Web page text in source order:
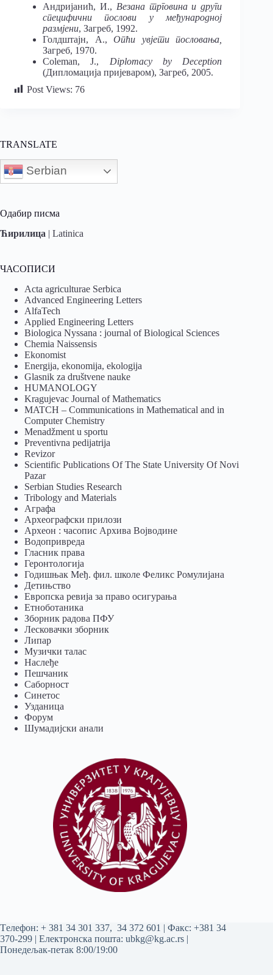
Андријанић, И., Везана трговина и други
специфични послови у међународној
размјени, Загреб, 1992.
Голдштајн, А.,Опћи увјети пословања,
Загреб, 1970.
Coleman, J., Diplomacy by Deception
(Дипломација пријеваром), Загреб, 2005.
Post Views: 76
TRANSLATE
Serbian
Одабир писма
Ћирилица | Latinica
ЧАСОПИСИ
Acta agriculturae Serbica
Advanced Engineering Letters
AlfaTech
Applied Engineering Letters
Biologica Nyssana : journal of Biological Sciences
Chemia Naissensis
Ekonomist
Energija, ekonomija, ekologija
Glasnik za društvene nauke
HUMANOLOGY
Kragujevac Journal of Mathematics
MATCH – Communications in Mathematical and in
Computer Chemistry
Menadžment u sportu
Preventivna pedijatrija
Revizor
Scientific Publications Of The State University Of Novi
Pazar
Serbian Studies Research
Tribology and Materials
Аграфа
Археографски прилози
Археон : часопис Архива Војводине
Водопривреда
Гласник права
Геронтологија
Годишњак Међ. фил. школе Феликс Ромулијана
Детињство
Европска ревија за право осигурања
Eтноботаника
Зборник радова ПФУ
Лесковачки зборник
Липар
Музички талас
Наслеђе
Пешчаник
Саборност
Синетос
Узданица
Форум
Шумадијски анали
Tелефон: + 381 34 301 337, 34 372 601 | Факс: +381 34
370-299 | Електронска пошта: ubkg@kg.ac.rs |
Понедељак-петак 8:00/19:00